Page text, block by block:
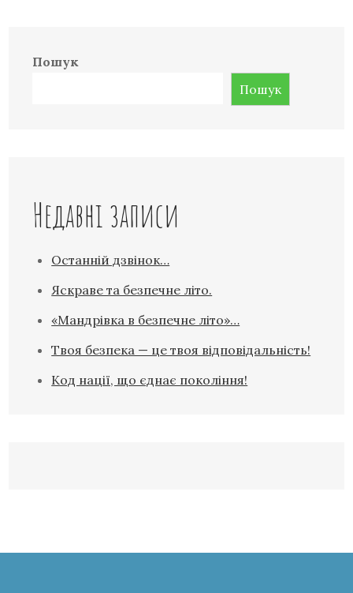
Пошук
Пошук
Недавні записи
Останній дзвінок…
Яскраве та безпечне літо.
«Мандрівка в безпечне літо»…
Твоя безпека — це твоя відповідальність!
Код нації, що єднає покоління!